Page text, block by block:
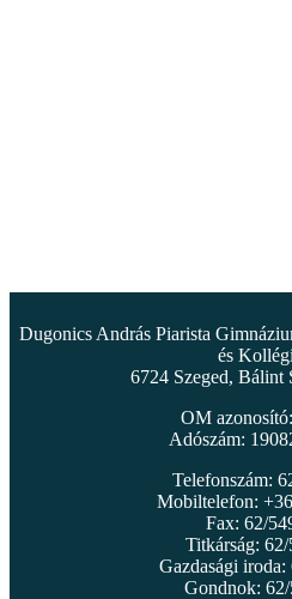
Dugonics András Piarista
és
6724 Szeged, Bálint
OM
Adószám:
Telefonszám:
Mobiltelefon:
Fax: 62/
Titkárság: 62/
Gazdasági iroda:
Gondnok: